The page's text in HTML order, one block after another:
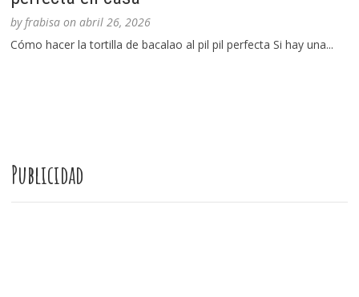
byfrabisa onabril 26, 2026
Cómo hacer la tortilla de bacalao al pil pil perfecta Si hay una...
Publicidad